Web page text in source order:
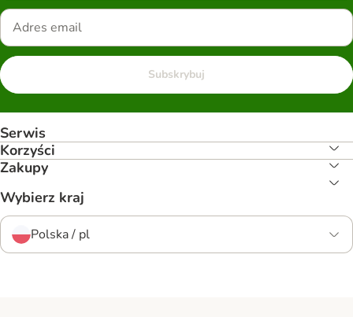
Subskrybuj
Serwis
Korzyści
Zakupy
Wybierz kraj
Polska / pl